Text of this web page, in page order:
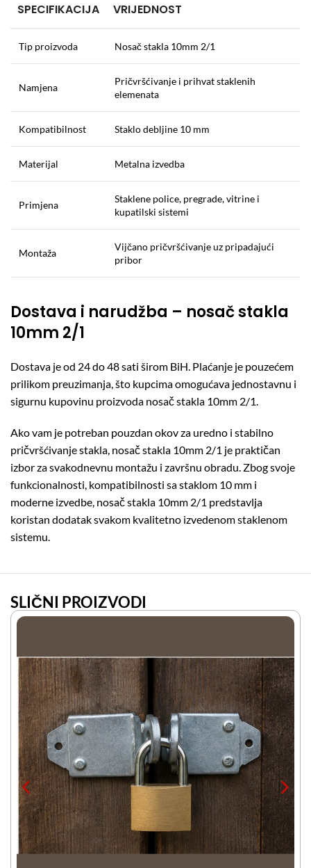
SPECIFIKACIJA VRIJEDNOST
Tip proizvoda Nosač stakla 10mm 2/1
Namjena
Pričvršćivanje i prihvat staklenih
elemenata
Kompatibilnost Staklo debljine 10 mm
Materijal Metalna izvedba
Primjena
Staklene police, pregrade, vitrine i
kupatilski sistemi
Montaža
Vijčano pričvršćivanje uz pripadajući
pribor
Dostava i narudžba – nosač stakla
10mm 2/1
Dostava je od 24 do 48 sati širom BiH. Plaćanje je pouzećem
prilikom preuzimanja, što kupcima omogućava jednostavnu i
sigurnu kupovinu proizvoda nosač stakla 10mm 2/1.
Ako vam je potreban pouzdan okov za uredno i stabilno
pričvršćivanje stakla, nosač stakla 10mm 2/1 je praktičan
izbor za svakodnevnu montažu i završnu obradu. Zbog svoje
funkcionalnosti, kompatibilnosti sa staklom 10 mm i
moderne izvedbe, nosač stakla 10mm 2/1 predstavlja
koristan dodatak svakom kvalitetno izvedenom staklenom
sistemu.
SLIČNI PROIZVODI